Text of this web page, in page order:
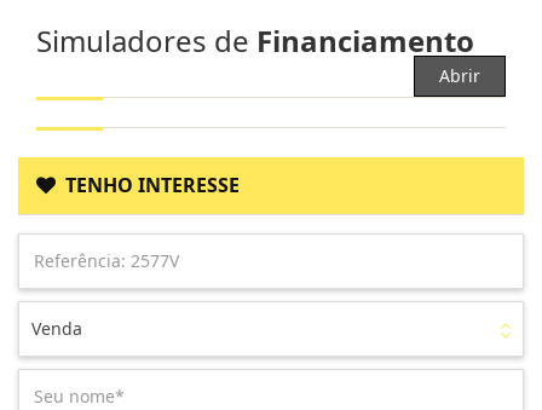
Simuladores de Financiamento
Abrir
TENHO INTERESSE
Venda